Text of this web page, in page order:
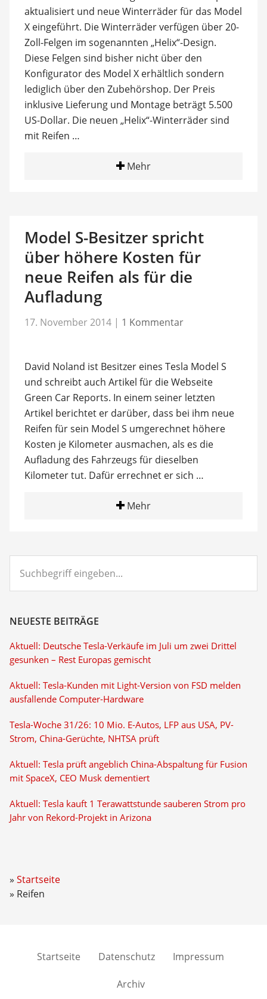
aktualisiert und neue Winterräder für das Model
X eingeführt. Die Winterräder verfügen über 20-
Zoll-Felgen im sogenannten „Helix“-Design.
Diese Felgen sind bisher nicht über den
Konfigurator des Model X erhältlich sondern
lediglich über den Zubehörshop. Der Preis
inklusive Lieferung und Montage beträgt 5.500
US-Dollar. Die neuen „Helix“-Winterräder sind
mit Reifen …
Mehr
Model S-Besitzer spricht
über höhere Kosten für
neue Reifen als für die
Aufladung
17. November 2014 | 1 Kommentar
David Noland ist Besitzer eines Tesla Model S
und schreibt auch Artikel für die Webseite
Green Car Reports. In einem seiner letzten
Artikel berichtet er darüber, dass bei ihm neue
Reifen für sein Model S umgerechnet höhere
Kosten je Kilometer ausmachen, als es die
Aufladung des Fahrzeugs für dieselben
Kilometer tut. Dafür errechnet er sich …
Mehr
eingeben...
NEUESTE BEITRÄGE
Aktuell: Deutsche Tesla-Verkäufe im Juli um zwei Drittel
gesunken – Rest Europas gemischt
Aktuell: Tesla-Kunden mit Light-Version von FSD melden
ausfallende Computer-Hardware
Tesla-Woche 31/26: 10 Mio. E-Autos, LFP aus USA, PV-
Strom, China-Gerüchte, NHTSA prüft
Aktuell: Tesla prüft angeblich China-Abspaltung für Fusion
mit SpaceX, CEO Musk dementiert
Aktuell: Tesla kauft 1 Terawattstunde sauberen Strom pro
Jahr von Rekord-Projekt in Arizona
Startseite
Reifen
Startseite Datenschutz Impressum
Archiv